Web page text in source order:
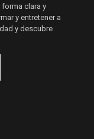
clara y
y entretener a
y descubre